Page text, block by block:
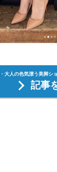
・大人の色気漂う美脚
記事